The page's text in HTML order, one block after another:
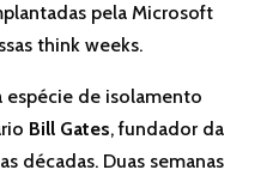
pela Microsoft
think weeks.
espécie de isolamento
Bill Gates, fundador da
décadas. Duas semanas